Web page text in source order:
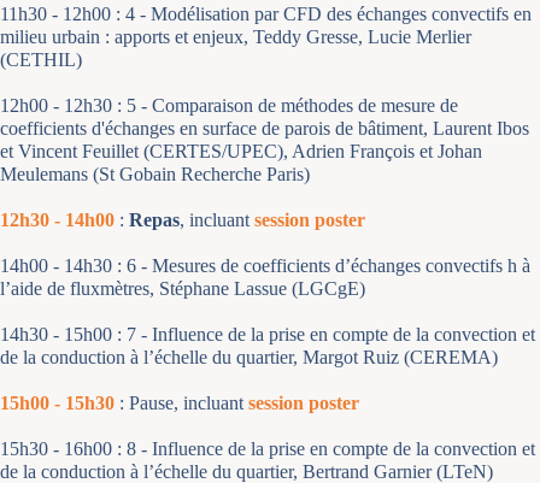
11h30 - 12h00 : 4 - Modélisation par CFD des échanges convectifs en
milieu urbain : apports et enjeux, Teddy Gresse, Lucie Merlier
(CETHIL)
12h00 - 12h30 : 5 - Comparaison de méthodes de mesure de
coefficients d'échanges en surface de parois de bâtiment, Laurent Ibos
et Vincent Feuillet (CERTES/UPEC), Adrien François et Johan
Meulemans (St Gobain Recherche Paris)
12h30 - 14h00 : Repas, incluant session poster
14h00 - 14h30 : 6 - Mesures de coefficients d’échanges convectifs h à
l’aide de fluxmètres, Stéphane Lassue (LGCgE)
14h30 - 15h00 : 7 - Influence de la prise en compte de la convection et
de la conduction à l’échelle du quartier, Margot Ruiz (CEREMA)
15h00 - 15h30 : Pause, incluant session poster
15h30 - 16h00 : 8 - Influence de la prise en compte de la convection et
de la conduction à l’échelle du quartier, Bertrand Garnier (LTeN)